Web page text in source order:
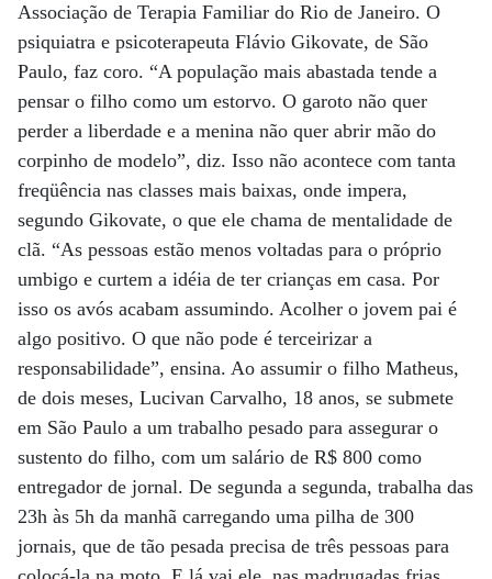
Associação de Terapia Familiar do Rio de Janeiro. O
psiquiatra e psicoterapeuta Flávio Gikovate, de São
Paulo, faz coro. “A população mais abastada tende a
pensar o filho como um estorvo. O garoto não quer
perder a liberdade e a menina não quer abrir mão do
corpinho de modelo”, diz. Isso não acontece com tanta
freqüência nas classes mais baixas, onde impera,
segundo Gikovate, o que ele chama de mentalidade de
clã. “As pessoas estão menos voltadas para o próprio
umbigo e curtem a idéia de ter crianças em casa. Por
isso os avós acabam assumindo. Acolher o jovem pai é
algo positivo. O que não pode é terceirizar a
responsabilidade”, ensina. Ao assumir o filho Matheus,
de dois meses, Lucivan Carvalho, 18 anos, se submete
em São Paulo a um trabalho pesado para assegurar o
sustento do filho, com um salário de R$ 800 como
entregador de jornal. De segunda a segunda, trabalha das
23h às 5h da manhã carregando uma pilha de 300
jornais, que de tão pesada precisa de três pessoas para